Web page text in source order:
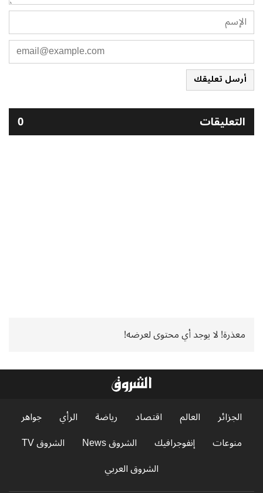
أرسل تعليقك
التعليقات 0
معذرة! لا يوجد أي محتوى لعرضه!
الجزائر العالم اقتصاد رياضة الرأي
جواهر
منوعات
إنفوجرافيك الشروق News
الشروق TV
الشروق العربي